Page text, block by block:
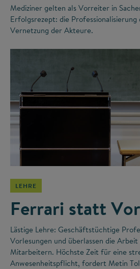
Mediziner gelten als Vorreiter in
Erfolgsrezept: die Professionalisierung
Vernetzung der Akteure.
LEHRE
Ferrari statt
Lästige Lehre: Geschäftstüchtige
Vorlesungen und überlassen die
Mitarbeitern. Höchste Zeit für eine
Anwesenheitspflicht, fordert Metin